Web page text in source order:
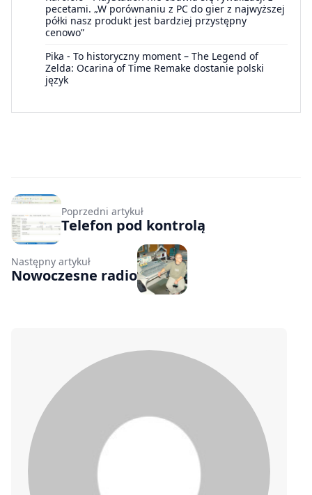
pecetami. „W porównaniu z PC do gier z najwyższej
półki nasz produkt jest bardziej przystępny
cenowo”
Pika - To historyczny moment – The Legend of
Zelda: Ocarina of Time Remake dostanie polski
język
Poprzedni artykuł
Telefon pod kontrolą
Następny artykuł
Nowoczesne radio